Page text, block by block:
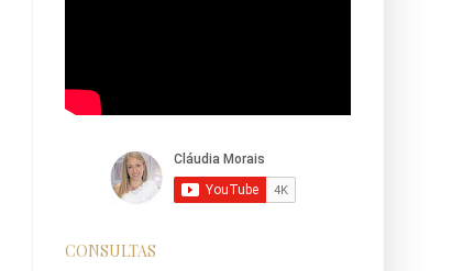
CONSULTAS